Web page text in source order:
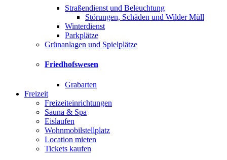
Straßendienst und Beleuchtung
Störungen, Schäden und Wilder Müll
Winterdienst
Parkplätze
Grünanlagen und Spielplätze
Friedhofswesen
Grabarten
Freizeit
Freizeiteinrichtungen
Sauna & Spa
Eislaufen
Wohnmobilstellplatz
Location mieten
Tickets kaufen